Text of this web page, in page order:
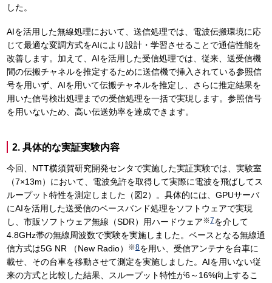
した。
AIを活用した無線処理において、送信処理では、電波伝搬環境に応
じて最適な変調方式をAIにより設計・学習させることで通信性能を
改善します。加えて、AIを活用した受信処理では、従来、送受信機
間の伝搬チャネルを推定するために送信機で挿入されている参照信
号を用いず、AIを用いて伝搬チャネルを推定し、さらに推定結果を
用いた信号検出処理までの受信処理を一括で実現します。参照信号
を用いないため、高い伝送効率を達成できます。
2. 具体的な実証実験内容
今回、NTT横須賀研究開発センタで実施した実証実験では、実験室
（7×13m）において、電波免許を取得して実際に電波を飛ばしてス
ループット特性を測定しました（図2）。具体的には、GPUサーバ
にAIを活用した送受信のベースバンド処理をソフトウェアで実現
し、市販ソフトウェア無線（SDR）用ハードウェア※7を介して
4.8GHz帯の無線周波数で実験を実施しました。ベースとなる無線通
信方式は5G NR （New Radio）
※8を用い、受信アンテナを台車に
載せ、その台車を移動させて測定を実施しました。AIを用いない従
来の方式と比較した結果、スループット特性が6～16%向上するこ